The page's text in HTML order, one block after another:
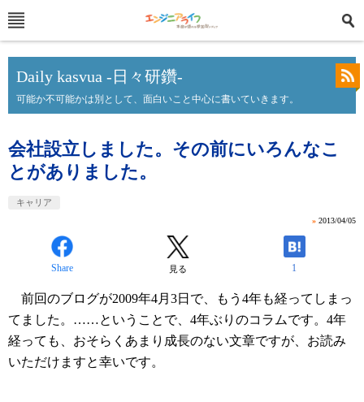
Daily kasvua -日々研鑽-
可能か不可能かは別として、面白いこと中心に書いていきます。
会社設立しました。その前にいろんなこ
とがありました。
キャリア
» 2013/04/05
Share 見る 1
前回のブログが2009年4月3日で、もう4年も経ってしまっ
てました。……ということで、4年ぶりのコラムです。4年
経っても、おそらくあまり成長のない文章ですが、お読み
いただけますと幸いです。